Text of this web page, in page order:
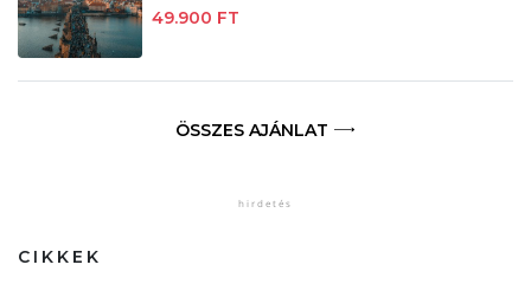
49.900 FT
ÖSSZES AJÁNLAT
CIKKEK